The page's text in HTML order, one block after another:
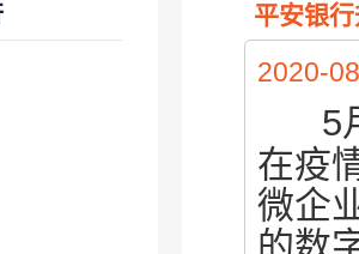
款利率的公告 平安银
2020-
5
在疫
微企